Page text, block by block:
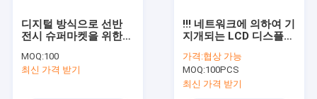
디지털 방식으로 선반
전시 슈퍼마켓을 위한
MOQ:100
최신 가격 받기
!!! 네트워크에 의하여 기
지개되는 LCD 디스플레
을 위한 23.1 인치
가격:협상 가능
MOQ:100PCS
최신 가격 받기